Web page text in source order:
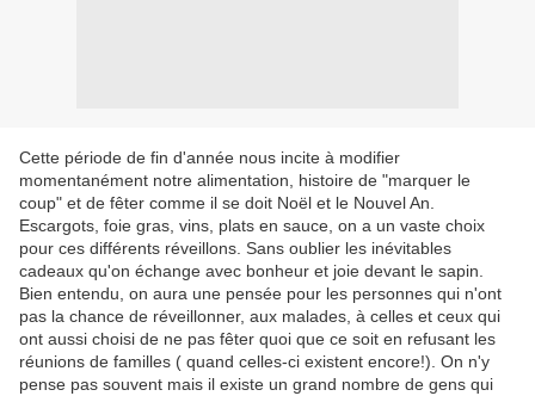
Cette période de fin d'année nous incite à modifier
momentanément notre alimentation, histoire de "marquer le
coup" et de fêter comme il se doit Noël et le Nouvel An.
Escargots, foie gras, vins, plats en sauce, on a un vaste choix
pour ces différents réveillons. Sans oublier les inévitables
cadeaux qu'on échange avec bonheur et joie devant le sapin.
Bien entendu, on aura une pensée pour les personnes qui n'ont
pas la chance de réveillonner, aux malades, à celles et ceux qui
ont aussi choisi de ne pas fêter quoi que ce soit en refusant les
réunions de familles ( quand celles-ci existent encore!). On n'y
pense pas souvent mais il existe un grand nombre de gens qui